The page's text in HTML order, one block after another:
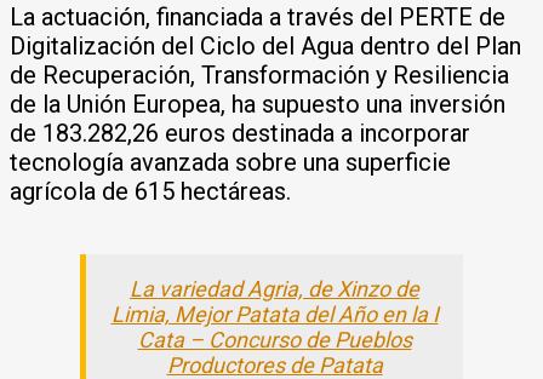
La actuación, financiada a través del PERTE de
Digitalización del Ciclo del Agua dentro del Plan
de Recuperación, Transformación y Resiliencia
de la Unión Europea, ha supuesto una inversión
de 183.282,26 euros destinada a incorporar
tecnología avanzada sobre una superficie
agrícola de 615 hectáreas.
La variedad Agria, de Xinzo de
Limia, Mejor Patata del Año en la I
Cata – Concurso de Pueblos
Productores de Patata